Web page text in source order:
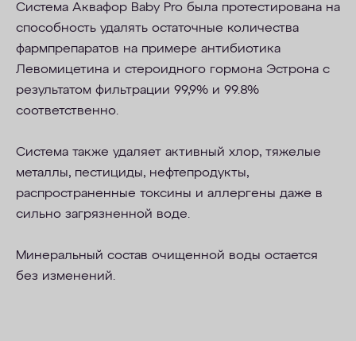
Система Аквафор Baby Pro была протестирована на
способность удалять остаточные количества
фармпрепаратов на примере антибиотика
Левомицетина и стероидного гормона Эстрона с
результатом фильтрации 99,9% и 99.8%
соответственно.
Система также удаляет активный хлор, тяжелые
металлы, пестициды, нефтепродукты,
распространенные токсины и аллергены даже в
сильно загрязненной воде.
Минеральный состав очищенной воды остается
без изменений.